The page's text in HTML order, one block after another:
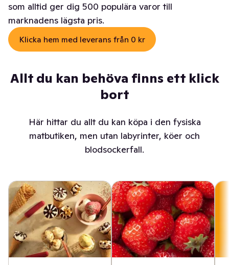
som alltid ger dig 500 populära varor till
marknadens lägsta pris.
Klicka hem med leverans från 0 kr
Allt du kan behöva finns ett klick
bort
Här hittar du allt du kan köpa i den fysiska
matbutiken, men utan labyrinter, köer och
blodsockerfall.